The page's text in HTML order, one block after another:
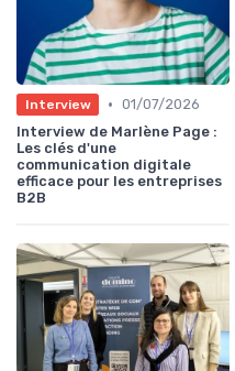
Interview • 01/07/2026
Interview de Marlène Page :
Les clés d'une
communication digitale
efficace pour les entreprises
B2B